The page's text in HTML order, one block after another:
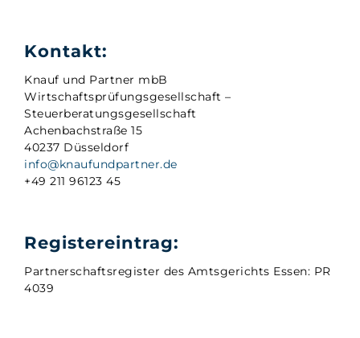
Kontakt:
Knauf und Partner mbB
Wirtschaftsprüfungsgesellschaft –
Steuerberatungsgesellschaft
Achenbachstraße 15
40237 Düsseldorf
info@knaufundpartner.de
+49 211 96123 45
Registereintrag:
Partnerschaftsregister des Amtsgerichts Essen: PR
4039